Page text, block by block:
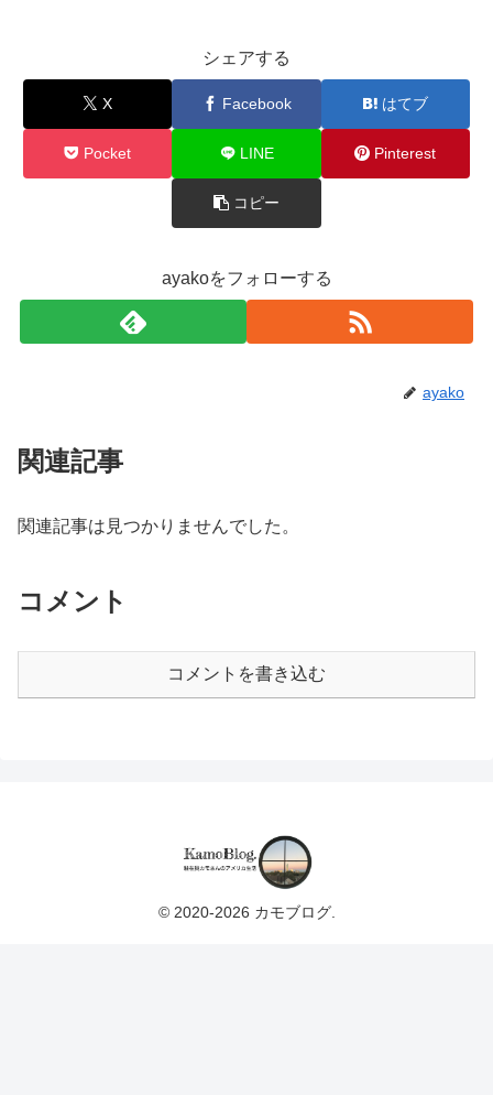
シェアする
X Facebook はてブ
Pocket LINE Pinterest
コピー
ayakoをフォローする
ayako
関連記事
関連記事は見つかりませんでした。
コメント
コメントを書き込む
© 2020-2026 カモブログ.